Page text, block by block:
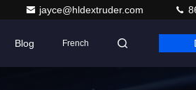
jayce@hldextruder.com
Blog French